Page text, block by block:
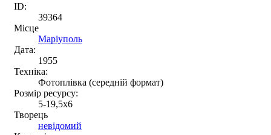
ID:
39364
Місце
Маріуполь
Дата:
1955
Техніка:
Фотоплівка (середній формат)
Розмір ресурсу:
5-19,5х6
Творець
невідомий